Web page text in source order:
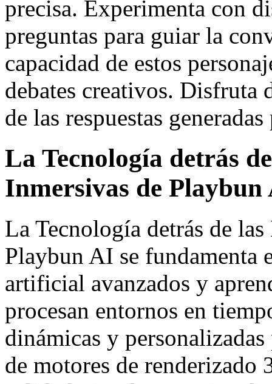
precisa. Experimenta con
preguntas para guiar la
capacidad de estos
debates creativos. Disfruta
de las respuestas
La Tecnología detrás
Inmersivas de Playbun
La Tecnología detrás de
Playbun AI se fundamenta
artificial avanzados y
procesan entornos en
dinámicas y
de motores de renderizado